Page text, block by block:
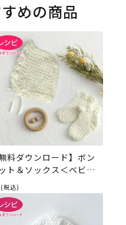
めの商品
無料ダウンロード】ボン
ト＆ソックス＜ベビー
ット＞（レシピ）
(税込)